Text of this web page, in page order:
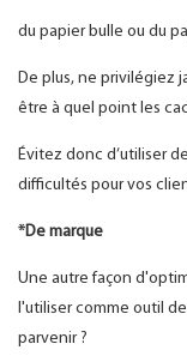
du papier bulle ou du
De plus, ne privilégiez
être à quel point les
Évitez donc d’utiliser
difficultés pour vos
*De marque
Une autre façon
l'utiliser comme outil
parvenir ?